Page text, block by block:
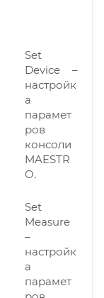
Set
Device –
настройк
а
парамет
ров
консоли
MAESTR
O.
Set
Measure
–
настройк
а
парамет